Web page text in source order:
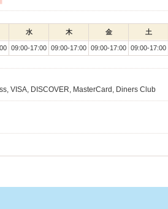
水 木 金 土
09:00-17:00 09:00-17:00 09:00-17:00 09:00-17:00
VISA, DISCOVER, MasterCard, Diners Club